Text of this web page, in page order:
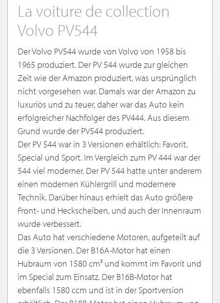
La voiture de collection
Volvo PV544
Der Volvo PV544 wurde von Volvo von 1958 bis
1965 produziert. Der PV 544 wurde zur gleichen
Zeit wie der Amazon produziert, was ursprünglich
nicht vorgesehen war. Damals war der Amazon zu
luxuriös und zu teuer, daher war das Auto kein
erfolgreicher Nachfolger des PV444. Aus diesem
Grund wurde der PV544 produziert.
Der PV 544 war in 3 Versionen erhältlich: Favorit,
Special und Sport. Im Vergleich zum PV 444 war der
544 viel moderner. Der PV 544 hatte unter anderem
einen modernen Kühlergrill und modernere
Technik. Darüber hinaus erhielt das Auto größere
Front- und Heckscheiben, und auch der Innenraum
wurde verbessert.
Das Auto hat verschiedene Motoren, aufgeteilt auf
die 3 Versionen. Der B16A-Motor hat einen
Hubraum von 1580 cm³ und kommt im Favorit und
im Special zum Einsatz. Der B16B-Motor hat
ebenfalls 1580 ccm und ist in der Sportversion